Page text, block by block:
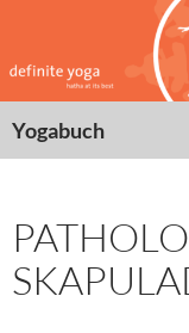
springen
Yogabuch